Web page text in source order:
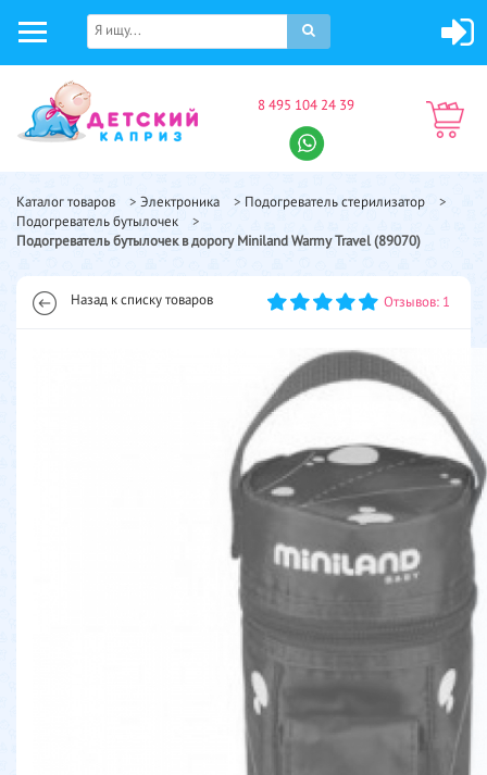
8 495 104 24 39
Каталог товаров > Электроника > Подогреватель стерилизатор
>
Подогреватель бутылочек
>
Подогреватель бутылочек в дорогу Miniland Warmy Travel (89070)
Назад к списку товаров Отзывов: 1